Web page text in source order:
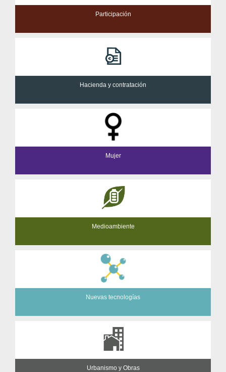
Participación
Hacienda y contratación
Mujer
Medioambiente
Nuevas tecnologías
Urbanismo y Obras